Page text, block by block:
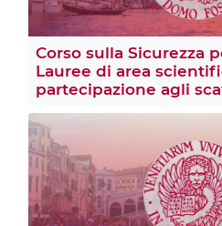
Corso sulla Sicurezza
Lauree di area
partecipazione agli